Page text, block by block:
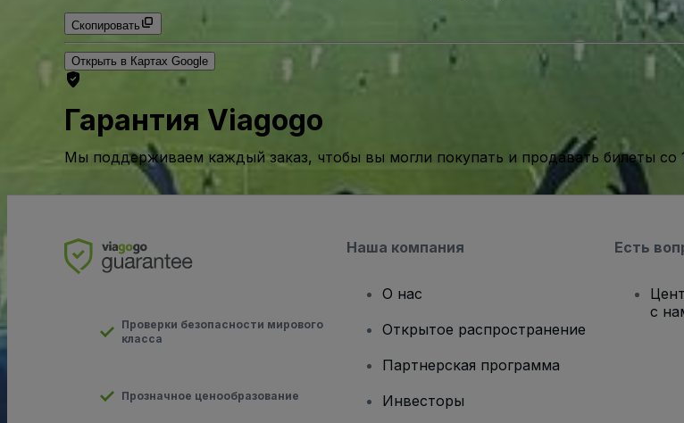
Скопировать
Открыть в Картах Google
Гарантия Viagogo
Мы поддерживаем каждый заказ, чтобы вы могли покупать и продавать билеты со
Проверки безопасности мирового
класса
Прозначное ценообразование
Наша компания
О нас
Открытое распространение
Партнерская программа
Инвесторы
Есть
с